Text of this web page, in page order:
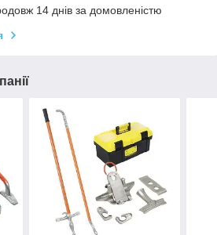
14 днів за домовленістю